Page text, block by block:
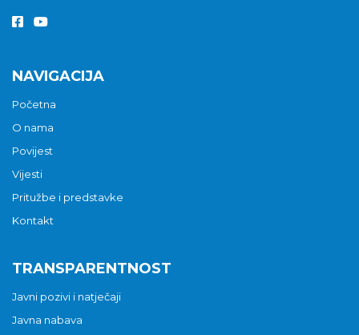
NAVIGACIJA
Početna
O nama
Povijest
Vijesti
Pritužbe i predstavke
Kontakt
TRANSPARENTNOST
Javni pozivi i natječaji
Javna nabava